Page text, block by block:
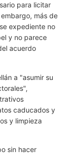
para licitar
más de
expediente no
y no parece
acuerdo
a "asumir su
caducados y
y limpieza
sin hacer